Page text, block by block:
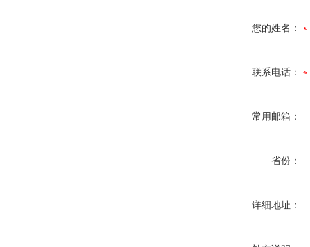
您的姓名：
联系电话：
常用邮箱：
省份：
详细地址：